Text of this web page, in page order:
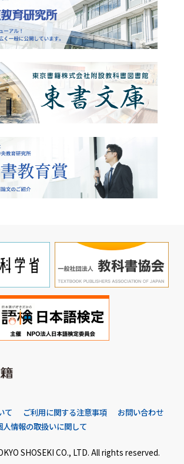
て ご利用に関する注意事項
お問い合わせ
人情報の取扱いに関して
SHOSEKI CO., LTD. All rights reserved.